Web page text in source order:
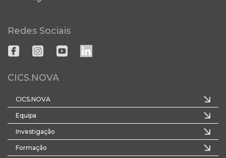
Redes Sociais
CICS.NOVA
CICS.NOVA
Equipa
Investigação
Formação